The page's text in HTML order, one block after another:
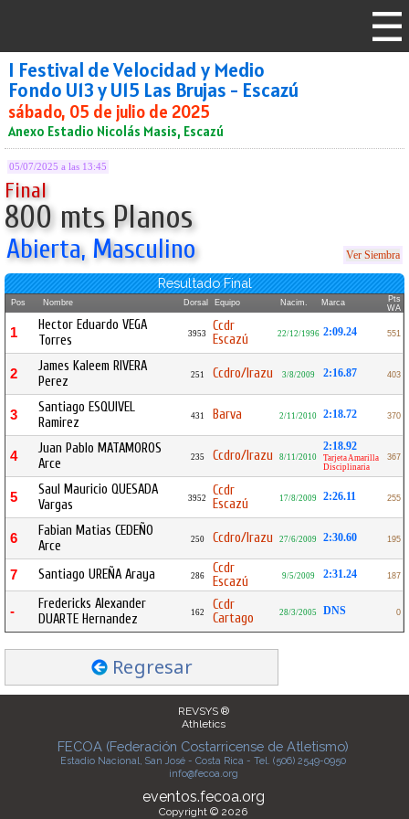
I Festival de Velocidad y Medio
Fondo U13 y U15 Las Brujas - Escazú
sábado, 05 de julio de 2025
Anexo Estadio Nicolás Masis, Escazú
05/07/2025 a las 13:45
Final
800 mts Planos
Abierta, Masculino Ver Siembra
Resultado Final
Pos Nombre Dorsal Equipo Nacim. Marca
Pts
WA
1
Hector Eduardo VEGA
Torres
3953
Ccdr
Escazú
22/12/1996 2:09.24 551
2
James Kaleem RIVERA
Perez
251 Ccdro/Irazu 3/8/2009 2:16.87 403
3
Santiago ESQUIVEL
Ramirez
431 Barva 2/11/2010 2:18.72 370
4
Juan Pablo MATAMOROS
Arce
235 Ccdro/Irazu 8/11/2010
2:18.92
Tarjeta Amarilla
Disciplinaria
367
5
Saul Mauricio QUESADA
Vargas
3952
Ccdr
Escazú
17/8/2009 2:26.11 255
6
Fabian Matias CEDEÑO
Arce
250 Ccdro/Irazu 27/6/2009 2:30.60 195
7 Santiago UREÑA Araya 286
Ccdr
Escazú
9/5/2009 2:31.24 187
-
Fredericks Alexander
DUARTE Hernandez
162
Ccdr
Cartago
28/3/2005 DNS 0
Regresar
REVSYS ®
Athletics
FECOA (Federación Costarricense de Atletismo)
Estadio Nacional, San José - Costa Rica - Tel. (506) 2549-0950
info@fecoa.org
eventos.fecoa.org
Copyright © 2026